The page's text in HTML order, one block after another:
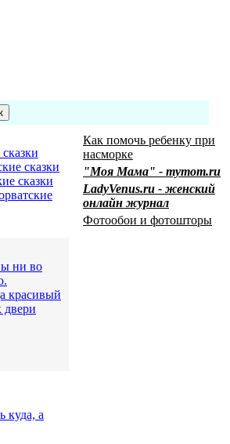
сказки
сказки
ни во
красивый
двери
куда, а
Как помочь ребенку при
насморке
"Моя Мама" - mymom.ru
LadyVenus.ru - женский
онлайн журнал
Фотообои и фотошторы